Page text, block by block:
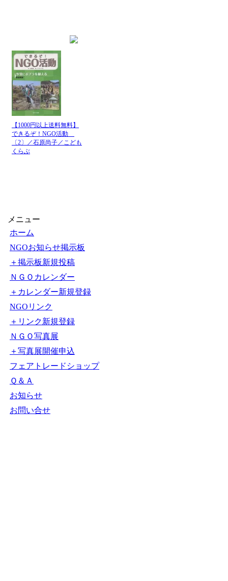
【1000円以上送料無料】
できるぞ！NGO活動
〔2〕／石原尚子／こども
くらぶ
メニュー
ホーム
NGOお知らせ掲示板
＋掲示板新規投稿
ＮＧＯカレンダー
＋カレンダー新規登録
NGOリンク
＋リンク新規登録
ＮＧＯ写真展
＋写真展開催申込
フェアトレードショップ
Ｑ＆Ａ
お知らせ
お問い合せ